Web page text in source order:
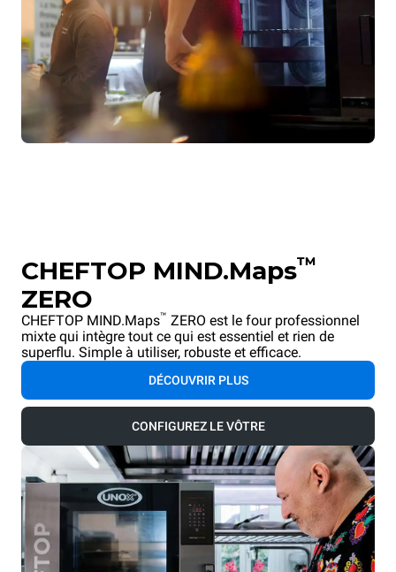
CHEFTOP MIND.Maps™
ZERO
CHEFTOP MIND.Maps™ ZERO est le four professionnel
mixte qui intègre tout ce qui est essentiel et rien de
superflu. Simple à utiliser, robuste et efficace.
DÉCOUVRIR PLUS
CONFIGUREZ LE VÔTRE